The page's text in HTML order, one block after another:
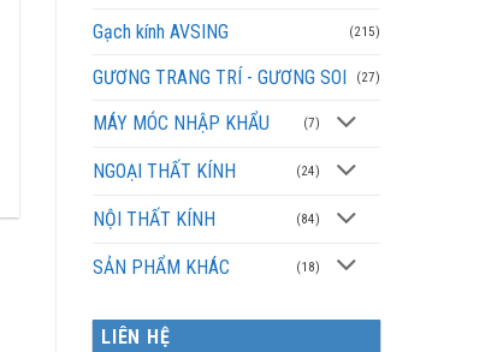
Gạch kính AVSING (215)
GƯƠNG TRANG TRÍ - GƯƠNG SOI (27)
MÁY MÓC NHẬP KHẨU (7)
NGOẠI THẤT KÍNH (24)
NỘI THẤT KÍNH (84)
SẢN PHẨM KHÁC (18)
LIÊN HỆ